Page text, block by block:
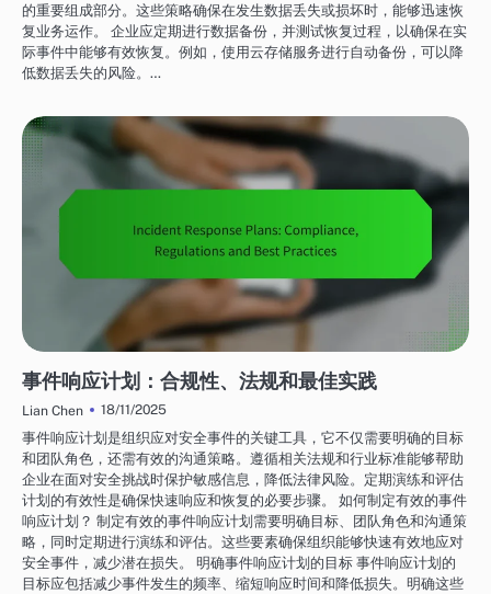
的重要组成部分。这些策略确保在发生数据丢失或损坏时，能够迅速恢
复业务运作。 企业应定期进行数据备份，并测试恢复过程，以确保在实
际事件中能够有效恢复。例如，使用云存储服务进行自动备份，可以降
低数据丢失的风险。…
事件响应计划：合规性、法规和最佳实践
Lian Chen
18/11/2025
事件响应计划是组织应对安全事件的关键工具，它不仅需要明确的目标
和团队角色，还需有效的沟通策略。遵循相关法规和行业标准能够帮助
企业在面对安全挑战时保护敏感信息，降低法律风险。定期演练和评估
计划的有效性是确保快速响应和恢复的必要步骤。 如何制定有效的事件
响应计划？ 制定有效的事件响应计划需要明确目标、团队角色和沟通策
略，同时定期进行演练和评估。这些要素确保组织能够快速有效地应对
安全事件，减少潜在损失。 明确事件响应计划的目标 事件响应计划的
目标应包括减少事件发生的频率、缩短响应时间和降低损失。明确这些